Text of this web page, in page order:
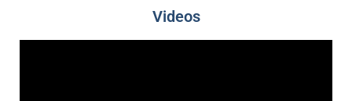
Videos